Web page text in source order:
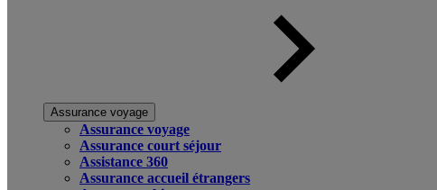
Assurance voyage
Assurance voyage
Assurance court séjour
Assistance 360
Assurance accueil étrangers